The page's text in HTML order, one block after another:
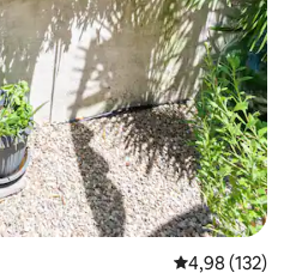
Gemiddelde
4,98 (132)